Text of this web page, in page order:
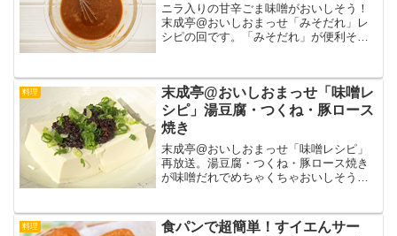
ニラ入りの甘辛ごま味噌がおいしそう！
末成亭@おいしおまっせ「みそだれ」レ
シピの回です。「みそだれ」が便利そう
料理
末成亭@おいしおまっせ「味噌レ
シピ」湯豆腐・つくね・豚ロース
焼き
末成亭@おいしおまっせ「味噌レシピ」
再放送。湯豆腐・つくね・豚ロース焼き
が味噌だれでめちゃくちゃおいしそうな
料理
食パンで超簡単！すイエんサー